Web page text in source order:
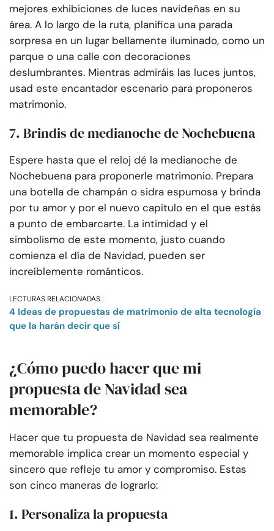
mejores exhibiciones de luces navideñas en su
área. A lo largo de la ruta, planifica una parada
sorpresa en un lugar bellamente iluminado, como un
parque o una calle con decoraciones
deslumbrantes. Mientras admiráis las luces juntos,
usad este encantador escenario para proponeros
matrimonio.
7. Brindis de medianoche de Nochebuena
Espere hasta que el reloj dé la medianoche de
Nochebuena para proponerle matrimonio. Prepara
una botella de champán o sidra espumosa y brinda
por tu amor y por el nuevo capítulo en el que estás
a punto de embarcarte. La intimidad y el
simbolismo de este momento, justo cuando
comienza el día de Navidad, pueden ser
increíblemente románticos.
LECTURAS RELACIONADAS :
4 Ideas de propuestas de matrimonio de alta tecnología
que la harán decir que sí
¿Cómo puedo hacer que mi
propuesta de Navidad sea
memorable?
Hacer que tu propuesta de Navidad sea realmente
memorable implica crear un momento especial y
sincero que refleje tu amor y compromiso. Estas
son cinco maneras de lograrlo:
1. Personaliza la propuesta